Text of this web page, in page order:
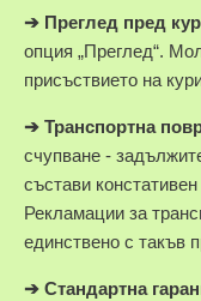
➔ Преглед пред
опция „Преглед“.
присъствието на
➔ Транспортна
счупване -
състави констативен
Рекламации за
единствено с такъв
➔ Стандартна